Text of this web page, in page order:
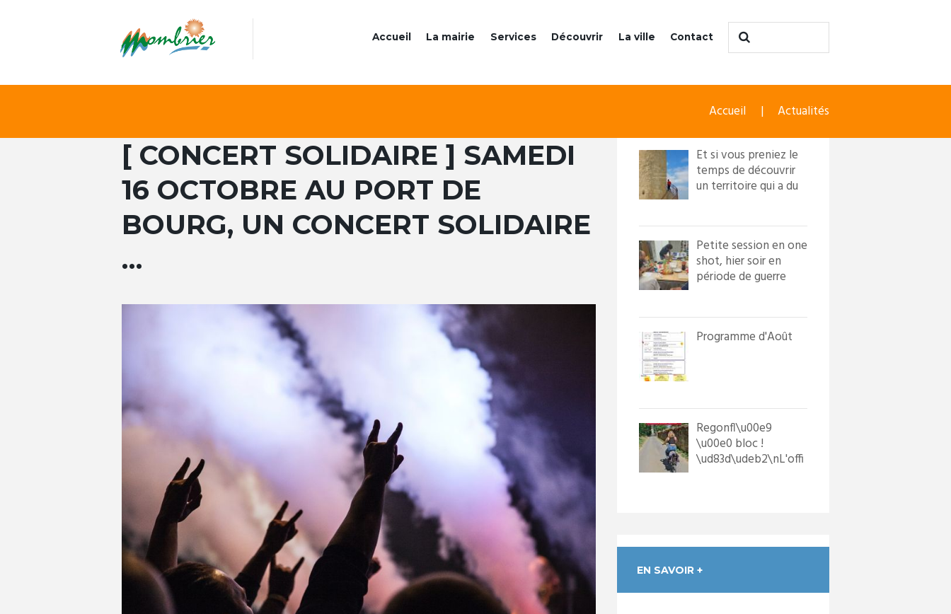
Accueil La mairie Services Découvrir La ville Contact
Accueil Actualités
[ CONCERT SOLIDAIRE ] SAMEDI
16 OCTOBRE AU PORT DE
BOURG, UN CONCERT SOLIDAIRE
…
Et si vous preniez le
temps de découvrir
un territoire qui a du
Petite session en one
shot, hier soir en
période de guerre
Programme d'Août
Regonfl\u00e9
\u00e0 bloc !
\ud83d\udeb2\nL'offi
EN SAVOIR +